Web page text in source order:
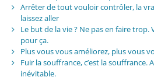
Arrêter de tout vouloir contrôler, la
laissez aller
Le but de la vie ? Ne pas en faire
pour ça.
Plus vous vous améliorez, plus vous
Fuir la souffrance, c’est la souffrance.
inévitable.